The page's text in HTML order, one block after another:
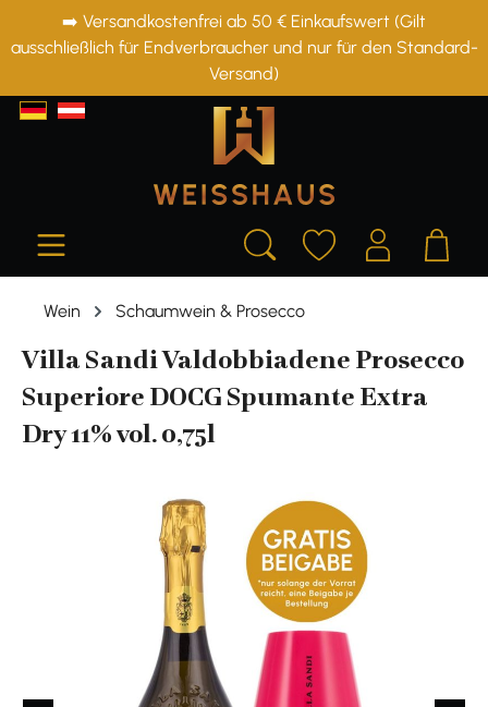
springen
➡️ Versandkostenfrei ab 50 € Einkaufswert (Gilt
ausschließlich für Endverbraucher und nur für den Standard-
Versand)
Wein Schaumwein & Prosecco
Villa Sandi Valdobbiadene Prosecco
Superiore DOCG Spumante Extra
Dry 11% vol. 0,75l
Bildergalerie überspringen